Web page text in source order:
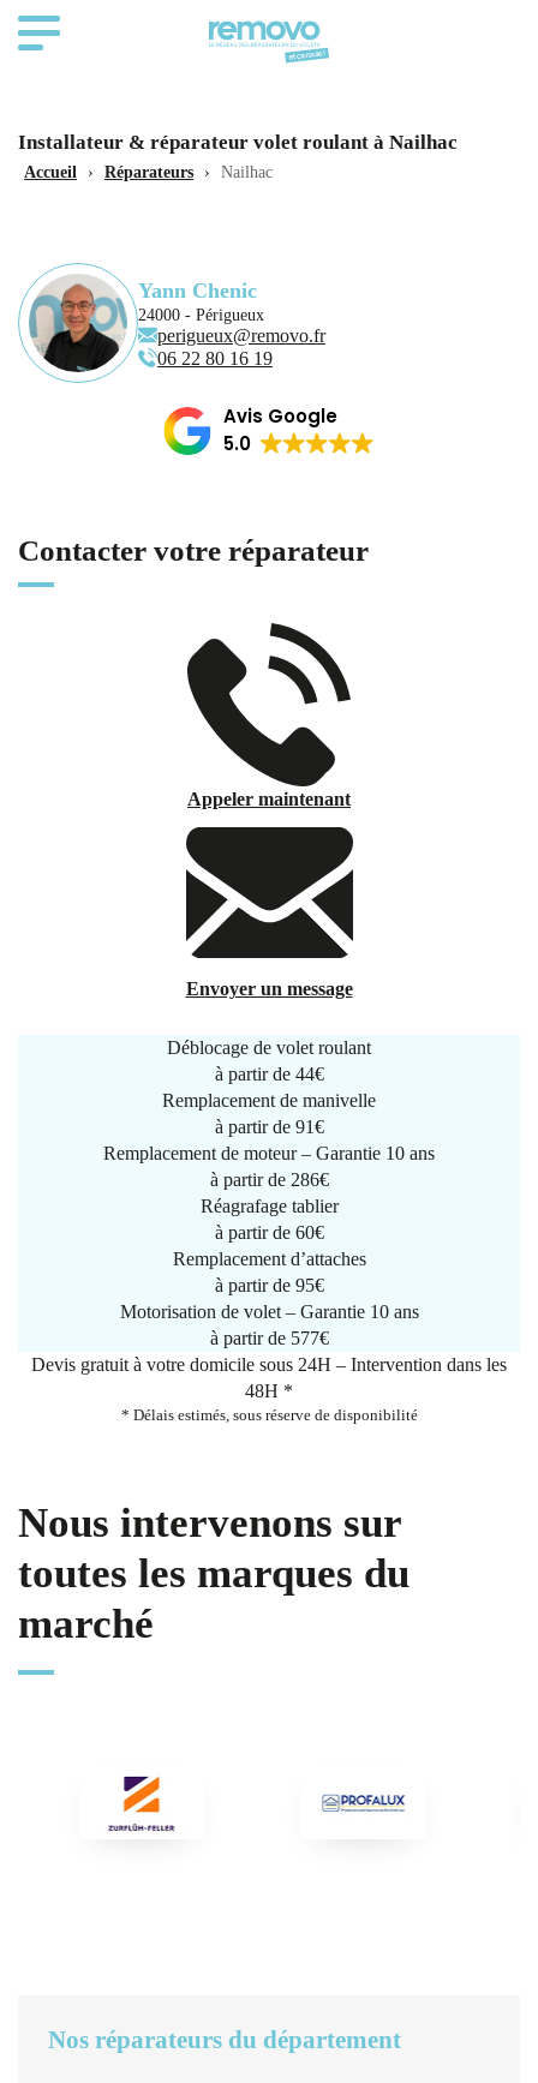
Installateur & réparateur volet roulant à Nailhac
Accueil › Réparateurs › Nailhac
Yann Chenic
24000 - Périgueux
perigueux@removo.fr
06 22 80 16 19
Avis Google
5.0
Contacter votre réparateur
Appeler maintenant
Envoyer un message
Déblocage de volet roulant
à partir de 44€
Remplacement de manivelle
à partir de 91€
Remplacement de moteur – Garantie 10 ans
à partir de 286€
Réagrafage tablier
à partir de 60€
Remplacement d’attaches
à partir de 95€
Motorisation de volet – Garantie 10 ans
à partir de 577€
Devis gratuit à votre domicile sous 24H – Intervention dans les
48H *
* Délais estimés, sous réserve de disponibilité
Nous intervenons sur
toutes les marques du
marché
Nos réparateurs du département